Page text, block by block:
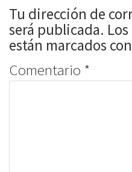
Tu dirección de
será publicada.
están marcados con
Comentario *